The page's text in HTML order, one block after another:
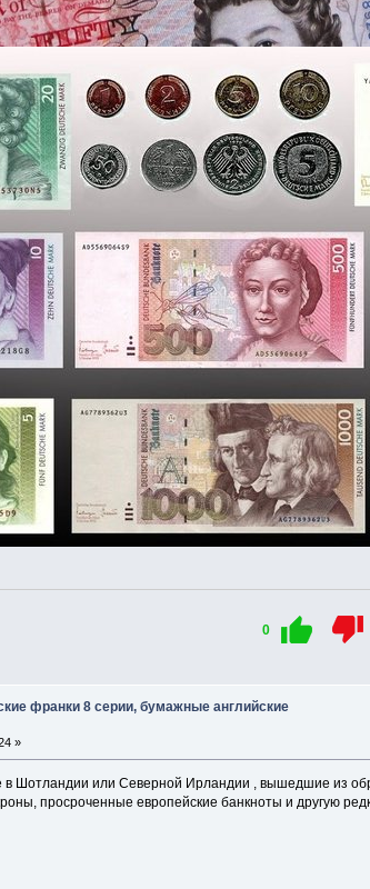
0
франки 8 серии, бумажные английские
»
Шотландии или Северной Ирландии , вышедшие из
просроченные европейские банкноты и другую